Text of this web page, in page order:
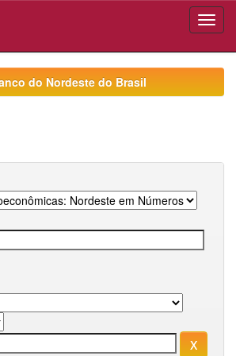
do Nordeste do Brasil